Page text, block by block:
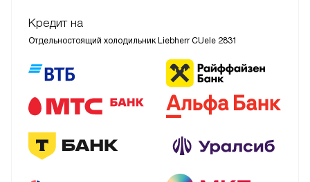
Кредит на
Отдельностоящий холодильник Liebherr CUele 2831